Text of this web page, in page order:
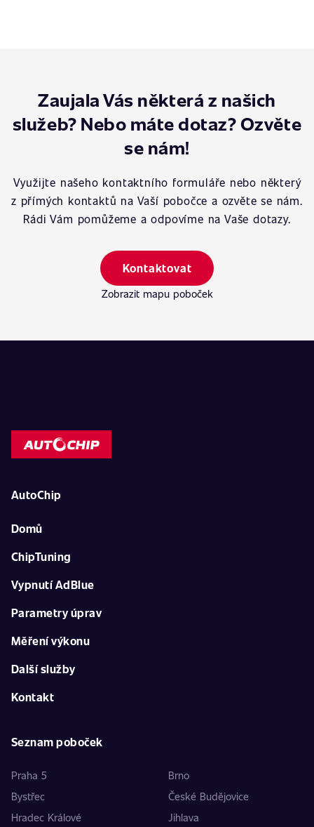
Zaujala Vás některá z našich
služeb? Nebo máte dotaz? Ozvěte
se nám!
Využijte našeho kontaktního formuláře nebo některý
z přímých kontaktů na Vaší pobočce a ozvěte se nám.
Rádi Vám pomůžeme a odpovíme na Vaše dotazy.
Kontaktovat
Zobrazit mapu poboček
AutoChip
Domů
ChipTuning
Vypnutí AdBlue
Parametry úprav
Měření výkonu
Další služby
Kontakt
Seznam poboček
Praha 5
Brno
Bystřec
České Budějovice
Hradec Králové
Jihlava